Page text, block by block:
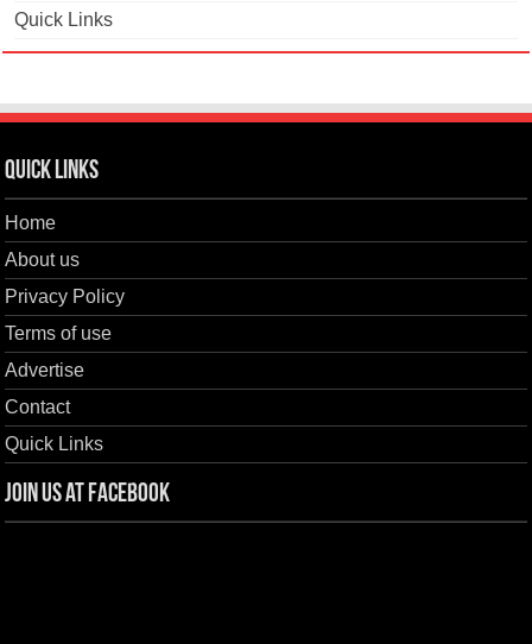
Quick Links
Quick Links
Home
About us
Privacy Policy
Terms of use
Advertise
Contact
Quick Links
Join us at Facebook